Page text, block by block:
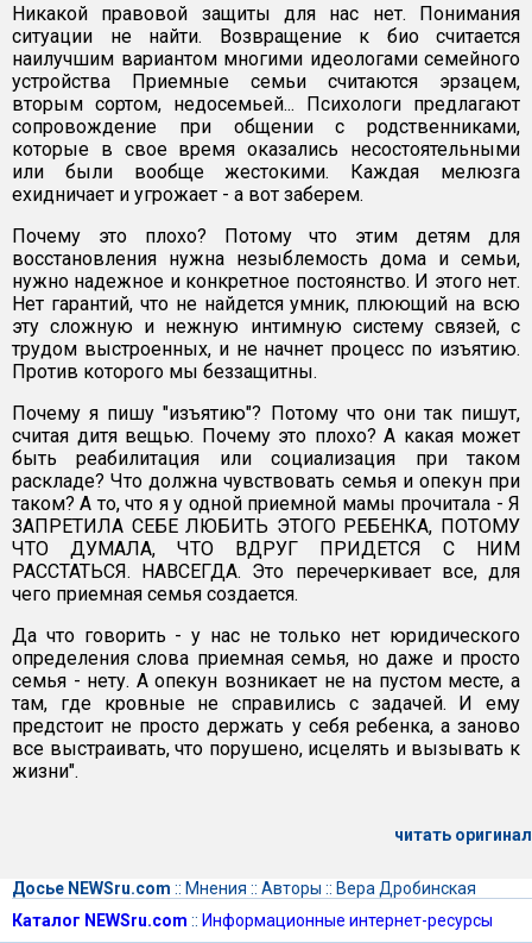
Никакой правовой защиты для нас нет. Понимания
ситуации не найти. Возвращение к био считается
наилучшим вариантом многими идеологами семейного
устройства Приемные семьи считаются эрзацем,
вторым сортом, недосемьей... Психологи предлагают
сопровождение при общении с родственниками,
которые в свое время оказались несостоятельными
или были вообще жестокими. Каждая мелюзга
ехидничает и угрожает - а вот заберем.
Почему это плохо? Потому что этим детям для
восстановления нужна незыблемость дома и семьи,
нужно надежное и конкретное постоянство. И этого нет.
Нет гарантий, что не найдется умник, плюющий на всю
эту сложную и нежную интимную систему связей, с
трудом выстроенных, и не начнет процесс по изъятию.
Против которого мы беззащитны.
Почему я пишу "изъятию"? Потому что они так пишут,
считая дитя вещью. Почему это плохо? А какая может
быть реабилитация или социализация при таком
раскладе? Что должна чувствовать семья и опекун при
таком? А то, что я у одной приемной мамы прочитала - Я
ЗАПРЕТИЛА СЕБЕ ЛЮБИТЬ ЭТОГО РЕБЕНКА, ПОТОМУ
ЧТО ДУМАЛА, ЧТО ВДРУГ ПРИДЕТСЯ С НИМ
РАССТАТЬСЯ. НАВСЕГДА. Это перечеркивает все, для
чего приемная семья создается.
Да что говорить - у нас не только нет юридического
определения слова приемная семья, но даже и просто
семья - нету. А опекун возникает не на пустом месте, а
там, где кровные не справились с задачей. И ему
предстоит не просто держать у себя ребенка, а заново
все выстраивать, что порушено, исцелять и вызывать к
жизни".
читать оригинал
Досье NEWSru.com :: Мнения :: Авторы :: Вера Дробинская
Каталог NEWSru.com :: Информационные интернет-ресурсы